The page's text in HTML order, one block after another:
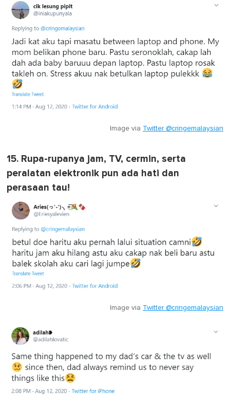
Image via Twitter @cringemalaysian
15. Rupa-rupanya jam, TV, cermin, serta
peralatan elektronik pun ada hati dan
perasaan tau!
Image via Twitter @cringemalaysian